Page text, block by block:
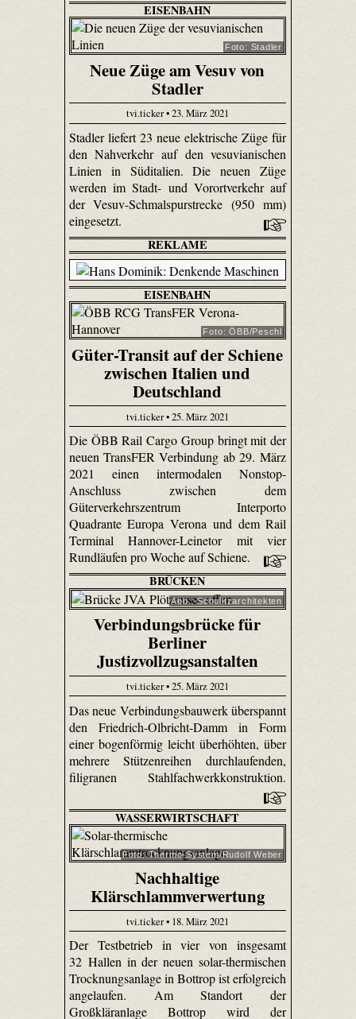
EISENBAHN
Foto: Stadler
Neue Züge am Vesuv von
Stadler
tvi.ticker • 23. März 2021
Stadler liefert 23 neue elektrische Züge für
den Nahverkehr auf den vesuvianischen
Linien in Süditalien. Die neuen Züge
werden im Stadt- und Vorortverkehr auf
der Vesuv-Schmalspurstrecke (950 mm)
eingesetzt.
REKLAME
EISENBAHN
Foto: ÖBB/Peschl
Güter-Transit auf der Schiene
zwischen Italien und
Deutschland
tvi.ticker • 25. März 2021
Die ÖBB Rail Cargo Group bringt mit der
neuen TransFER Verbindung ab 29. März
2021 einen intermodalen Nonstop-
Anschluss zwischen dem
Güterverkehrszentrum Interporto
Quadrante Europa Verona und dem Rail
Terminal Hannover-Leinetor mit vier
Rundläufen pro Woche auf Schiene.
BRÜCKEN
Abb.: Schulitzarchitekten
Verbindungsbrücke für
Berliner
Justizvollzugsanstalten
tvi.ticker • 25. März 2021
Das neue Verbindungsbauwerk überspannt
den Friedrich-Olbricht-Damm in Form
einer bogenförmig leicht überhöhten, über
mehrere Stützenreihen durchlaufenden,
filigranen Stahlfachwerkkonstruktion.
WASSERWIRTSCHAFT
Foto: Thermo-System/Rudolf Weber
Nachhaltige
Klärschlammverwertung
tvi.ticker • 18. März 2021
Der Testbetrieb in vier von insgesamt
32 Hallen in der neuen solar-thermischen
Trocknungsanlage in Bottrop ist erfolgreich
angelaufen. Am Standort der
Großkläranlage Bottrop wird der